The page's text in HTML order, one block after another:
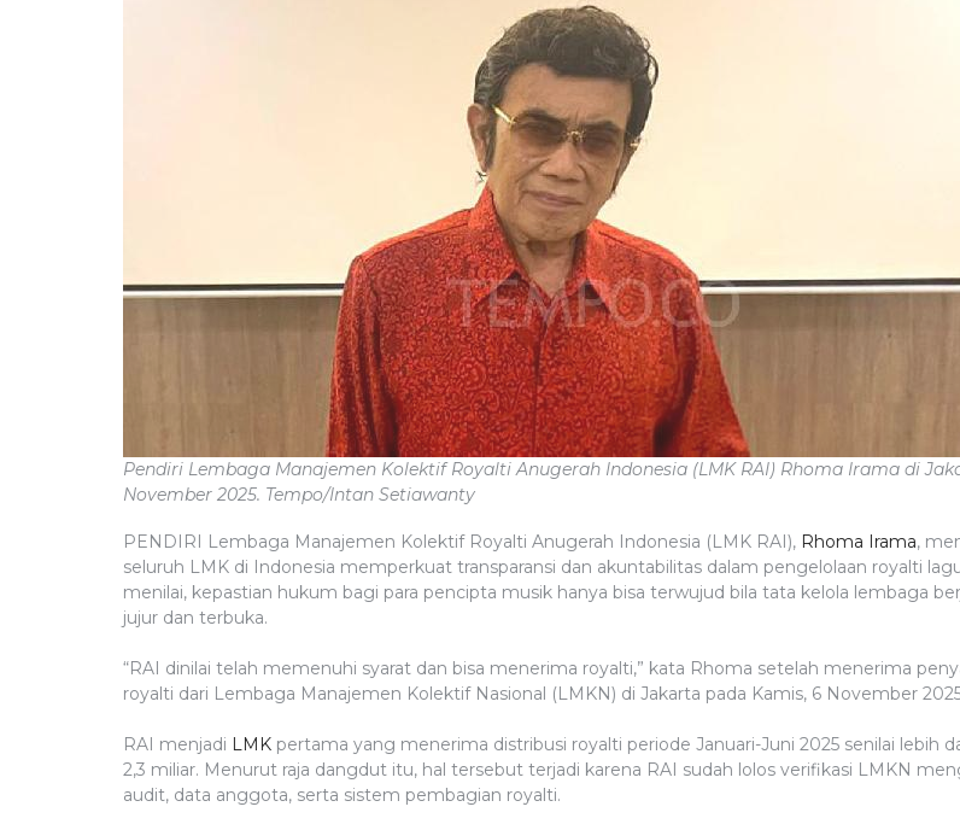
Pendiri Lembaga Manajemen Kolektif Royalti Anugerah Indonesia (LMK RAI) Rhoma Irama di
November 2025. Tempo/Intan Setiawanty
PENDIRI Lembaga Manajemen Kolektif Royalti Anugerah Indonesia (LMK RAI), Rhoma Irama,
seluruh LMK di Indonesia memperkuat transparansi dan akuntabilitas dalam pengelolaan royalti
menilai, kepastian hukum bagi para pencipta musik hanya bisa terwujud bila tata kelola lembaga
jujur dan terbuka.
“RAI dinilai telah memenuhi syarat dan bisa menerima royalti,” kata Rhoma setelah menerima
royalti dari Lembaga Manajemen Kolektif Nasional (LMKN) di Jakarta pada Kamis, 6 November
RAI menjadi LMK pertama yang menerima distribusi royalti periode Januari-Juni 2025 senilai lebih
2,3 miliar. Menurut raja dangdut itu, hal tersebut terjadi karena RAI sudah lolos verifikasi LMKN
audit, data anggota, serta sistem pembagian royalti.